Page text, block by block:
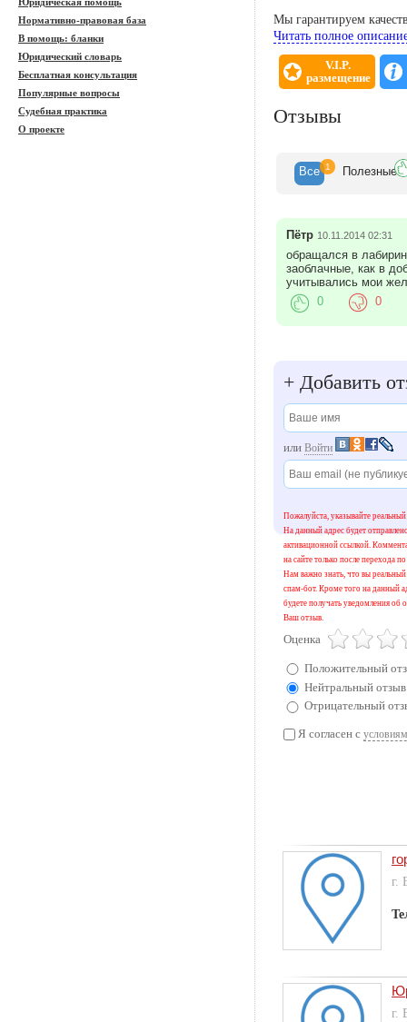
Нормативно-правовая база
В помощь: бланки
Юридический словарь
Бесплатная консультация
Популярные вопросы
Судебная практика
О проекте
Мы гарантируем
сотрудничства с
Читать полное
V.I.P.
размещение
Отзывы
Все 1 Полезные
Пётр 10.11.2014 02:31
обращался в
заоблачные, как в
учитывались мои
0
0
+ Добавить
или Войти
Пожалуйста, указывайте
На данный адрес будет
активационной ссылкой.
на сайте только после перехода
Нам важно знать, что вы реальный
спам-бот. Кроме того на данный
будете получать уведомления об
Ваш отзыв.
Оценка
Положительный
Нейтральный отзыв
Отрицательный
Я согласен с
г.
г.